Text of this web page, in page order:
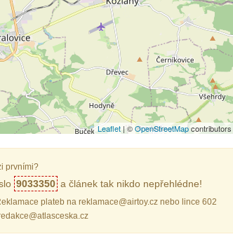
Leaflet| ©OpenStreetMapcontributors
prvními?
9033350 a článek tak nikdo nepřehlédne!
plateb na reklamace@airtoy.cz nebo lince 602